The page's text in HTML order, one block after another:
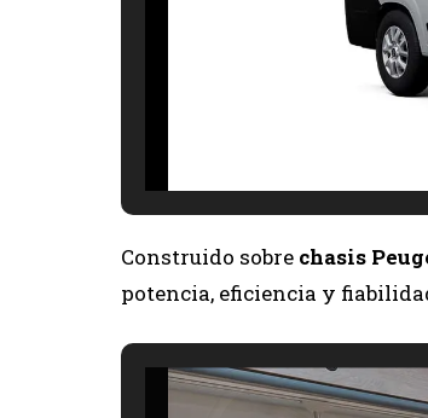
Construido sobre chasis
potencia, eficiencia y